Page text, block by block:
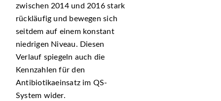
zwischen 2014 und 2016 stark
rückläufig und bewegen sich
seitdem auf einem konstant
niedrigen Niveau. Diesen
Verlauf spiegeln auch die
Kennzahlen für den
Antibiotikaeinsatz im QS-
System wider.